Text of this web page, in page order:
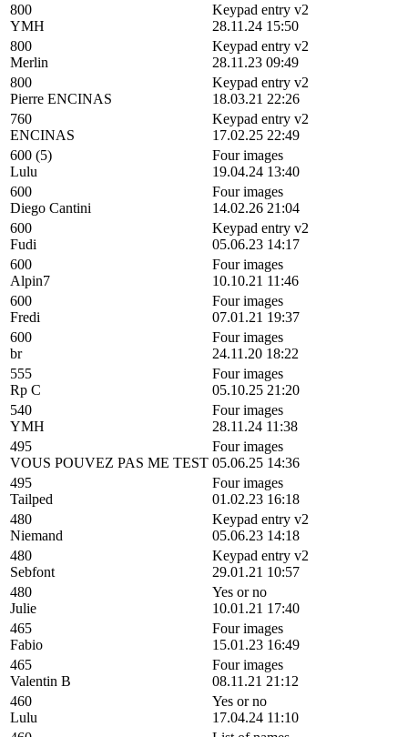
800
YMH
Keypad entry v2
28.11.24 15:50
800
Merlin
Keypad entry v2
28.11.23 09:49
800
Pierre ENCINAS
Keypad entry v2
18.03.21 22:26
760
ENCINAS
Keypad entry v2
17.02.25 22:49
600 (5)
Lulu
Four images
19.04.24 13:40
600
Diego Cantini
Four images
14.02.26 21:04
600
Fudi
Keypad entry v2
05.06.23 14:17
600
Alpin7
Four images
10.10.21 11:46
600
Fredi
Four images
07.01.21 19:37
600
br
Four images
24.11.20 18:22
555
Rp C
Four images
05.10.25 21:20
540
YMH
Four images
28.11.24 11:38
495
VOUS POUVEZ PAS ME TEST
Four images
05.06.25 14:36
495
Tailped
Four images
01.02.23 16:18
480
Niemand
Keypad entry v2
05.06.23 14:18
480
Sebfont
Keypad entry v2
29.01.21 10:57
480
Julie
Yes or no
10.01.21 17:40
465
Fabio
Four images
15.01.23 16:49
465
Valentin B
Four images
08.11.21 21:12
460
Lulu
Yes or no
17.04.24 11:10